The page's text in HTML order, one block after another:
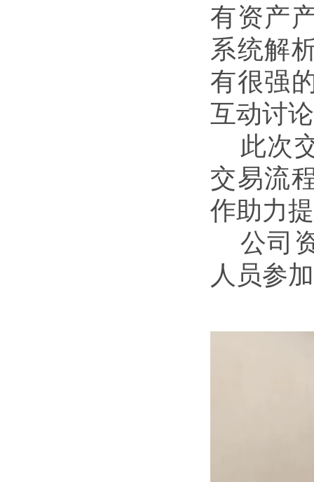
有资产
系统解
有很强
互动讨
此次
交易流
作助力
公司
人员参